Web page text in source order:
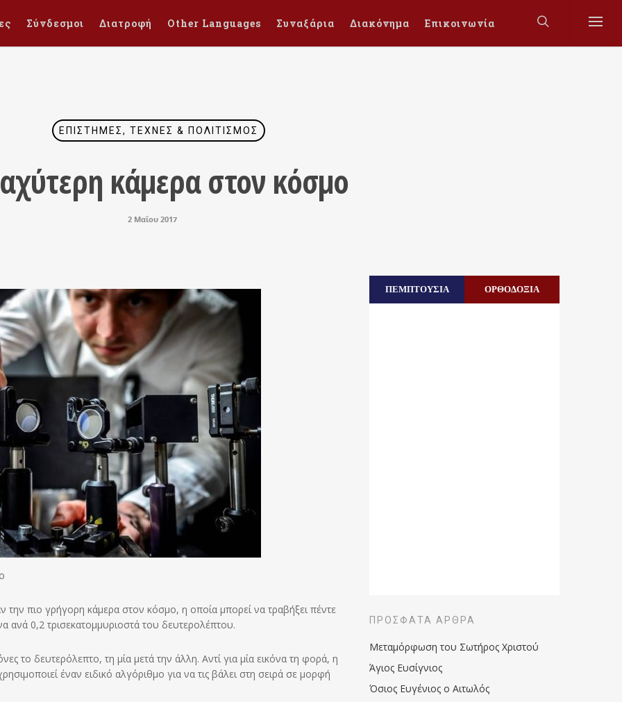
Σύνδεσμοι Διατροφή Other Languages Συναξάρια Διακόνημα Επικοινωνία
ΕΠΙΣΤΉΜΕΣ, ΤΈΧΝΕΣ & ΠΟΛΙΤΙΣΜΌΣ
κάμερα στον κόσμο
2 Μαΐου 2017
την πιο γρήγορη κάμερα στον κόσμο, η οποία μπορεί να τραβήξει πέντε
ανά 0,2 τρισεκατομμυριοστά του δευτερολέπτου.
το δευτερόλεπτο, τη μία μετά την άλλη. Αντί για μία εικόνα τη φορά, η
έναν ειδικό αλγόριθμο για να τις βάλει στη σειρά σε μορφή
ΠΕΜΠΤΟΥΣΙΑ ΟΡΘΟΔΟΞΙΑ
ΠΡΌΣΦΑΤΑ ΆΡΘΡΑ
Μεταμόρφωση του Σωτήρος Χριστού
Άγιος Ευσίγνιος
Όσιος Ευγένιος ο Αιτωλός